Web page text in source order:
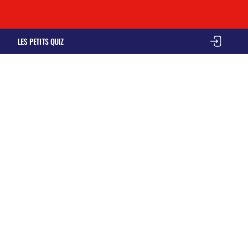
LES PETITS QUIZ